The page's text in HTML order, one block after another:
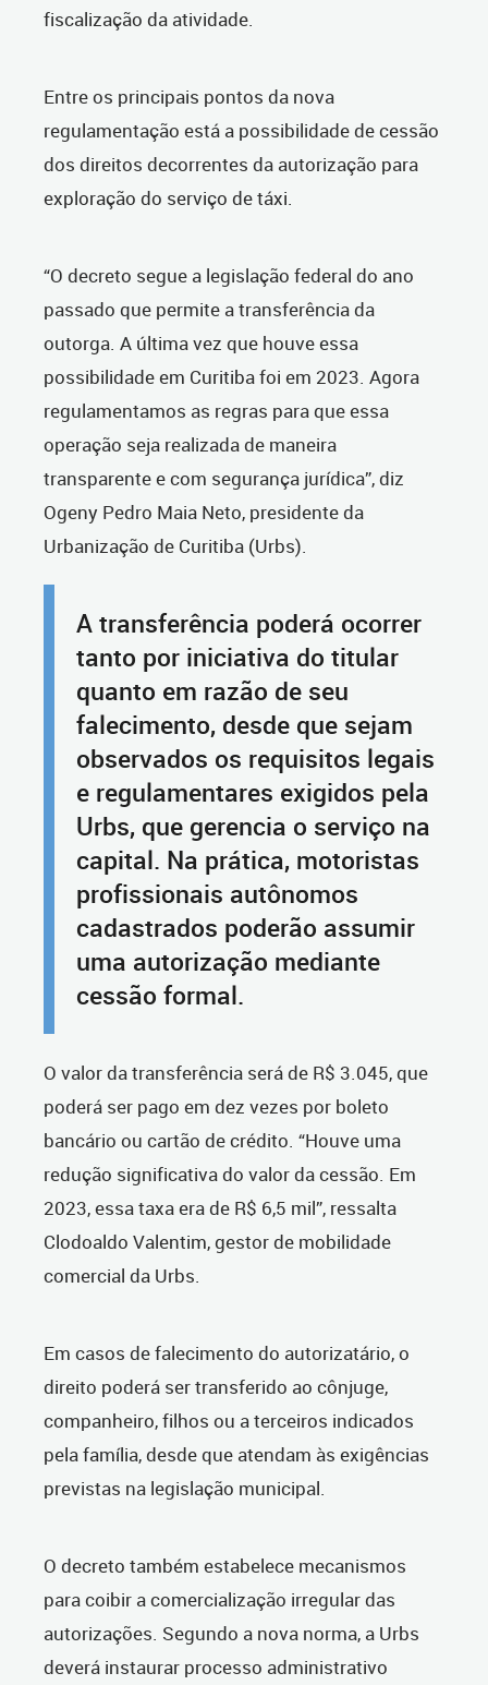
fiscalização da atividade.
Entre os principais pontos da nova
regulamentação está a possibilidade de cessão
dos direitos decorrentes da autorização para
exploração do serviço de táxi.
“O decreto segue a legislação federal do ano
passado que permite a transferência da
outorga. A última vez que houve essa
possibilidade em Curitiba foi em 2023. Agora
regulamentamos as regras para que essa
operação seja realizada de maneira
transparente e com segurança jurídica”, diz
Ogeny Pedro Maia Neto, presidente da
Urbanização de Curitiba (Urbs).
A transferência poderá ocorrer
tanto por iniciativa do titular
quanto em razão de seu
falecimento, desde que sejam
observados os requisitos legais
e regulamentares exigidos pela
Urbs, que gerencia o serviço na
capital. Na prática, motoristas
profissionais autônomos
cadastrados poderão assumir
uma autorização mediante
cessão formal.
O valor da transferência será de R$ 3.045, que
poderá ser pago em dez vezes por boleto
bancário ou cartão de crédito. “Houve uma
redução significativa do valor da cessão. Em
2023, essa taxa era de R$ 6,5 mil”, ressalta
Clodoaldo Valentim, gestor de mobilidade
comercial da Urbs.
Em casos de falecimento do autorizatário, o
direito poderá ser transferido ao cônjuge,
companheiro, filhos ou a terceiros indicados
pela família, desde que atendam às exigências
previstas na legislação municipal.
O decreto também estabelece mecanismos
para coibir a comercialização irregular das
autorizações. Segundo a nova norma, a Urbs
deverá instaurar processo administrativo